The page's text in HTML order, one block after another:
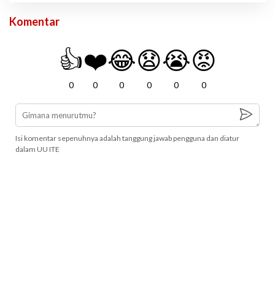
Komentar
👍
0
❤️
0
😂
0
😧
0
😭
0
😡
0
Isi komentar sepenuhnya adalah tanggung jawab pengguna dan diatur
dalam UU ITE